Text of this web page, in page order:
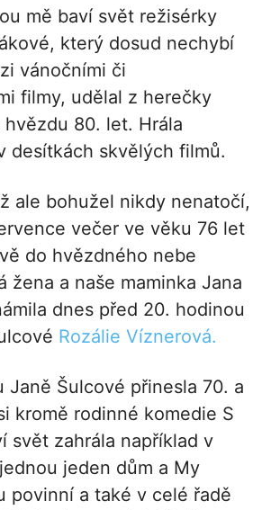
mě baví svět režisérky
který dosud nechybí
vánočními či
filmy, udělal z herečky
80. let. Hrála
desítkách skvělých filmů.
ale bohužel nikdy nenatočí,
večer ve věku 76 let
do hvězdného nebe
žena a naše maminka Jana
dnes před 20. hodinou
Rozálie Víznerová.
Janě Šulcové přinesla 70. a
kromě rodinné komedie S
svět zahrála například v
jeden dům a My
povinní a také v celé řadě